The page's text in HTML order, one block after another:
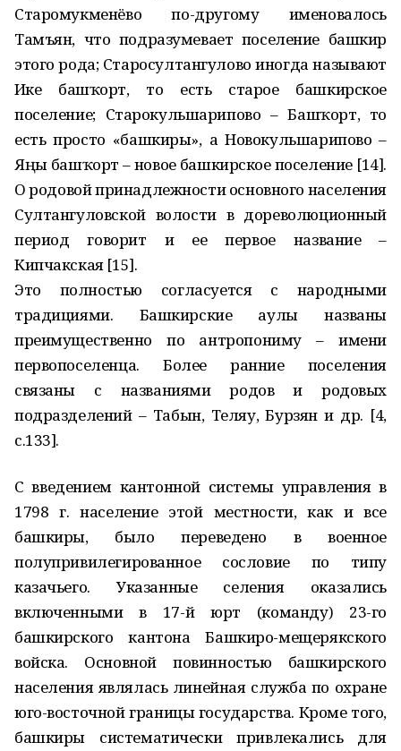
Старомукменёво по-другому именовалось
Тамъян, что подразумевает поселение башкир
этого рода; Старосултангулово иногда называют
Иҫке башҡорт, то есть старое башкирское
поселение; Старокульшарипово – Башҡорт, то
есть просто «башкиры», а Новокульшарипово –
Яңы башҡорт – новое башкирское поселение [14].
О родовой принадлежности основного населения
Султангуловской волости в дореволюционный
период говорит и ее первое название –
Кипчакская [15].
Это полностью согласуется с народными
традициями. Башкирские аулы названы
преимущественно по антропониму – имени
первопоселенца. Более ранние поселения
связаны с названиями родов и родовых
подразделений – Табын, Теляу, Бурзян и др. [4,
с.133].
С введением кантонной системы управления в
1798 г. население этой местности, как и все
башкиры, было переведено в военное
полупривилегированное сословие по типу
казачьего. Указанные селения оказались
включенными в 17-й юрт (команду) 23-го
башкирского кантона Башкиро-мещерякского
войска. Основной повинностью башкирского
населения являлась линейная служба по охране
юго-восточной границы государства. Кроме того,
башкиры систематически привлекались для